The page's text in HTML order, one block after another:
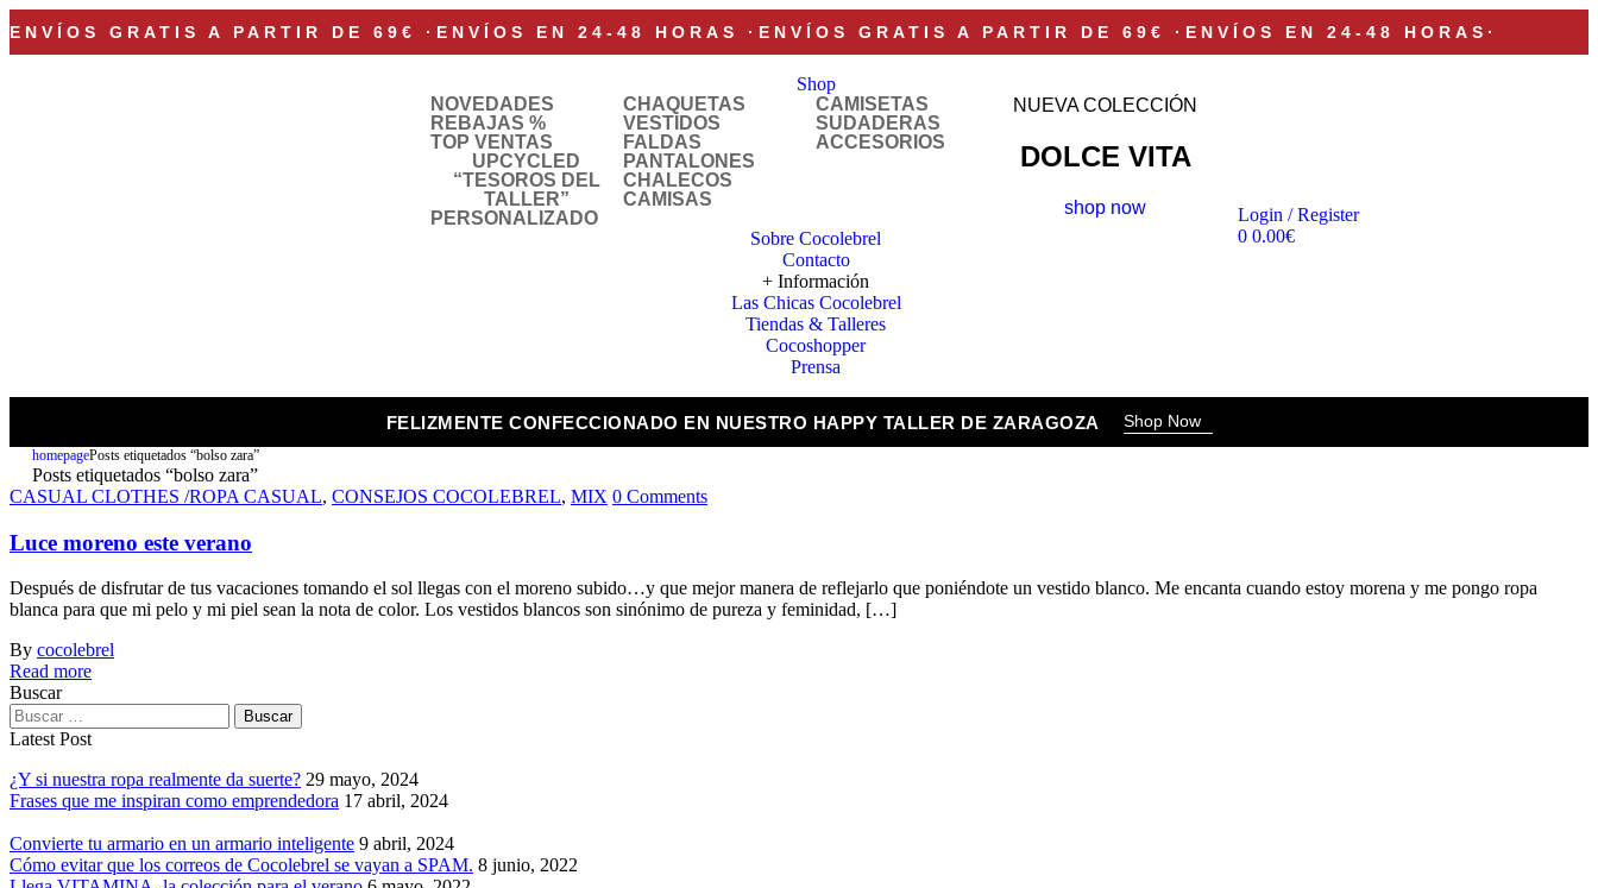
ENVÍOS GRATIS A PARTIR DE 69€ · ENVÍOS EN 24-48 HORAS · ENVÍOS GRATIS A PARTIR DE 69€ · ENVÍOS EN 24-48 HORAS ·
Shop
NOVEDADES
REBAJAS %
TOP VENTAS
UPCYCLED
“TESOROS DEL
TALLER”
PERSONALIZADO
CHAQUETAS
VESTIDOS
FALDAS
PANTALONES
CHALECOS
CAMISAS
CAMISETAS
SUDADERAS
ACCESORIOS
NUEVA COLECCIÓN
DOLCE VITA
shop now
Sobre Cocolebrel
Contacto
+ Información
Las Chicas Cocolebrel
Tiendas & Talleres
Cocoshopper
Prensa
Login / Register
0 0.00€
FELIZMENTE CONFECCIONADO EN NUESTRO HAPPY TALLER DE ZARAGOZA Shop Now
homepagePosts etiquetados “bolso zara”
Posts etiquetados “bolso zara”
CASUAL CLOTHES /ROPA CASUAL, CONSEJOS COCOLEBREL, MIX 0 Comments
Luce moreno este verano
Después de disfrutar de tus vacaciones tomando el sol llegas con el moreno subido…y que mejor manera de reflejarlo que poniéndote un vestido blanco. Me encanta cuando estoy morena y me pongo ropa
blanca para que mi pelo y mi piel sean la nota de color. Los vestidos blancos son sinónimo de pureza y feminidad, […]
By cocolebrel
Read more
Buscar
Latest Post
¿Y si nuestra ropa realmente da suerte? 29 mayo, 2024
Frases que me inspiran como emprendedora 17 abril, 2024
Convierte tu armario en un armario inteligente 9 abril, 2024
Cómo evitar que los correos de Cocolebrel se vayan a SPAM. 8 junio, 2022